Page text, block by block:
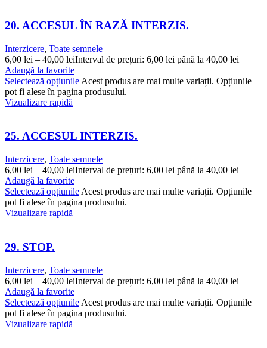
20. ACCESUL ÎN RAZĂ INTERZIS.
Interzicere, Toate semnele
6,00 lei – 40,00 leiInterval de prețuri: 6,00 lei până la 40,00 lei
Adaugă la favorite
Selectează opțiunile Acest produs are mai multe variații. Opțiunile
pot fi alese în pagina produsului.
Vizualizare rapidă
25. ACCESUL INTERZIS.
Interzicere, Toate semnele
6,00 lei – 40,00 leiInterval de prețuri: 6,00 lei până la 40,00 lei
Adaugă la favorite
Selectează opțiunile Acest produs are mai multe variații. Opțiunile
pot fi alese în pagina produsului.
Vizualizare rapidă
29. STOP.
Interzicere, Toate semnele
6,00 lei – 40,00 leiInterval de prețuri: 6,00 lei până la 40,00 lei
Adaugă la favorite
Selectează opțiunile Acest produs are mai multe variații. Opțiunile
pot fi alese în pagina produsului.
Vizualizare rapidă